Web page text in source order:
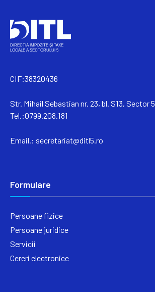
CIF:38320436
Str. Mihail Sebastian nr. 23, bl. S13, Sector 5
Tel.:0799.208.181
Email.: secretariat@ditl5.ro
Formulare
Persoane fizice
Persoane juridice
Servicii
Cereri electronice